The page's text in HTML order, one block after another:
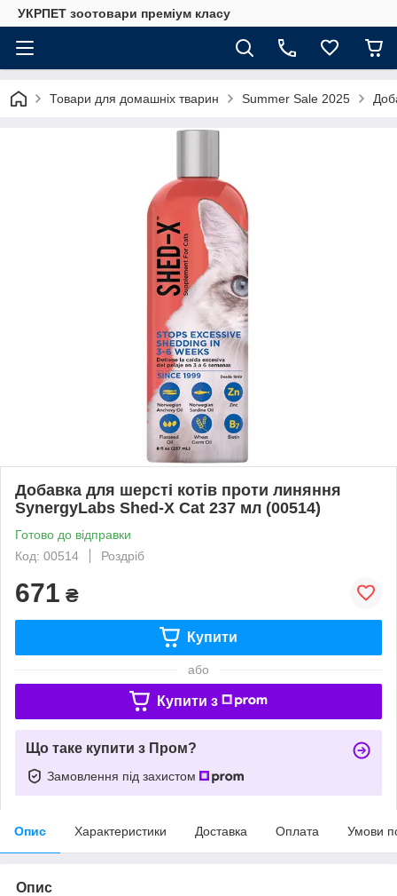
УКРПЕТ зоотовари преміум класу
Товари для домашніх тварин Summer Sale 2025
Добавка для шерсті котів проти линяння
SynergyLabs Shed-X Cat 237 мл (00514)
Готово до відправки
Код: 00514
Роздріб
671 ₴
Купити
або
Купити з
Що таке купити з Пром?
Замовлення під захистом
Опис Характеристики Доставка Оплата Умови
Опис